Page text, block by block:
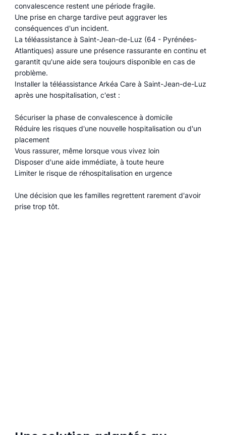
convalescence restent une période fragile.
Une prise en charge tardive peut aggraver les
conséquences d'un incident.
La téléassistance à Saint-Jean-de-Luz (64 - Pyrénées-
Atlantiques) assure une présence rassurante en continu et
garantit qu'une aide sera toujours disponible en cas de
problème.
Installer la téléassistance Arkéa Care à Saint-Jean-de-Luz
après une hospitalisation, c'est :
Sécuriser la phase de convalescence à domicile
Réduire les risques d'une nouvelle hospitalisation ou d'un
placement
Vous rassurer, même lorsque vous vivez loin
Disposer d'une aide immédiate, à toute heure
Limiter le risque de réhospitalisation en urgence
Une décision que les familles regrettent rarement d'avoir
prise trop tôt.